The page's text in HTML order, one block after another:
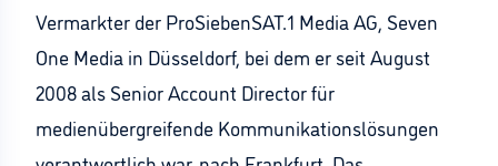
Vermarkter der ProSiebenSAT.1 Media AG, Seven
One Media in Düsseldorf, bei dem er seit August
2008 als Senior Account Director für
medienübergreifende Kommunikationslösungen